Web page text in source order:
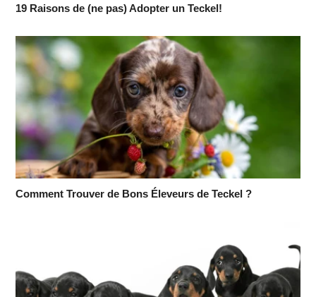
19 Raisons de (ne pas) Adopter un Teckel!
Comment Trouver de Bons Éleveurs de Teckel ?